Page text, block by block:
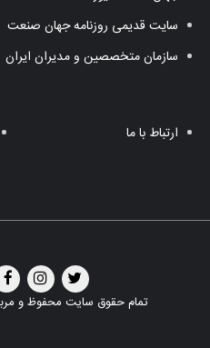
سایت قدیمی روزنامه جهان صنعت
سازمان متخصصین و مدیران ایران
ارتباط با ما
تمام حقوق سایت محفوظ و